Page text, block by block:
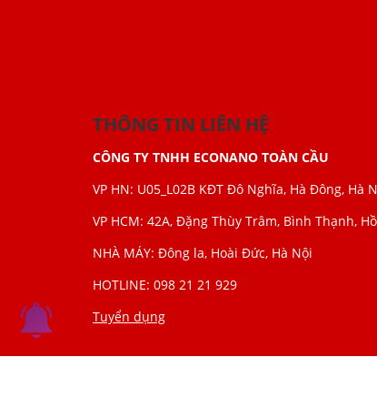
THÔNG TIN LIÊN HỆ
CÔNG TY TNHH ECONANO TOÀN CẦU
VP HN: U05_L02B KĐT Đô Nghĩa, Hà Đông, Hà
VP HCM: 42A, Đặng Thùy Trâm, Bình Thạnh,
NHÀ MÁY: Đông la, Hoài Đức, Hà Nội
HOTLINE: 098 21 21 929
Tuyển dụng